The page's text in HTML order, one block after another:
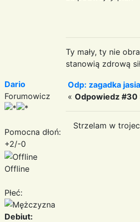
Ty mały, ty nie
stanowią zdrową
Dario
Forumowicz
Pomocna dłoń:
+2/-0
Offline
Płeć:
Debiut:
Odp: zagadka
« Odpowiedz #30
Strzelam w